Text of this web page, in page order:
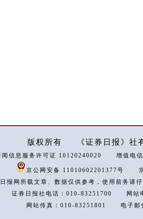
版权所有 《证券日报》社
闻信息服务许可证 10120240020 增值电
京公网安备 11010602201377号
报网所载文章、数据仅供参考，使用前务请
证券日报社电话：010-83251700
网站
网站传真：010-83251801
电子邮